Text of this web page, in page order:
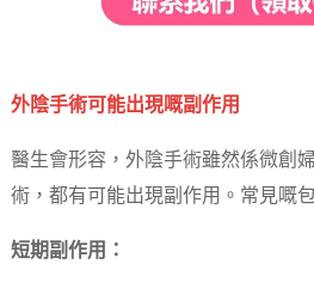
外陰手術可能出現嘅副作用
醫生會形容，外陰手術雖然係微創
術，都有可能出現副作用。常見嘅包
短期副作用：